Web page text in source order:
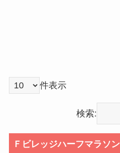
件表示
検索:
Ｆビレッジハーフマラソン